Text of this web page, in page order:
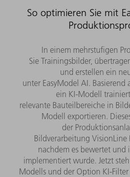
So optimieren Sie mit
In einem mehrstufigen
Sie Trainingsbilder,
und erstellen ein
unter EasyModel AI.
ein KI-Modell
relevante Bauteilbereiche in
Modell exportieren.
der
Bildverarbeitung VisionLine
nachdem es bewertet und
implementiert wurde. Jetzt
Modells und der Option KI-